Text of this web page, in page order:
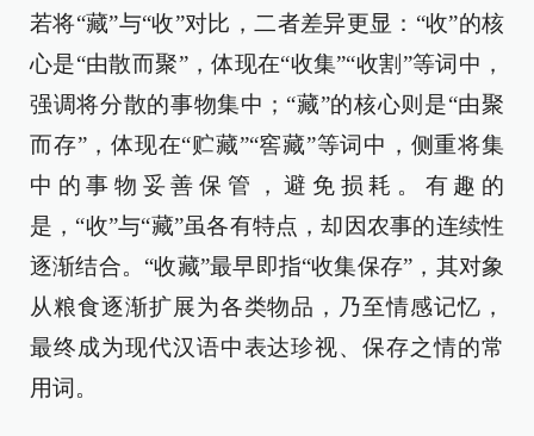
若将“藏”与“收”对比，二者差异更显：“收”的核
心是“由散而聚”，体现在“收集”“收割”等词中，
强调将分散的事物集中；“藏”的核心则是“由聚
而存”，体现在“贮藏”“窖藏”等词中，侧重将集
中的事物妥善保管，避免损耗。有趣的
是，“收”与“藏”虽各有特点，却因农事的连续性
逐渐结合。“收藏”最早即指“收集保存”，其对象
从粮食逐渐扩展为各类物品，乃至情感记忆，
最终成为现代汉语中表达珍视、保存之情的常
用词。